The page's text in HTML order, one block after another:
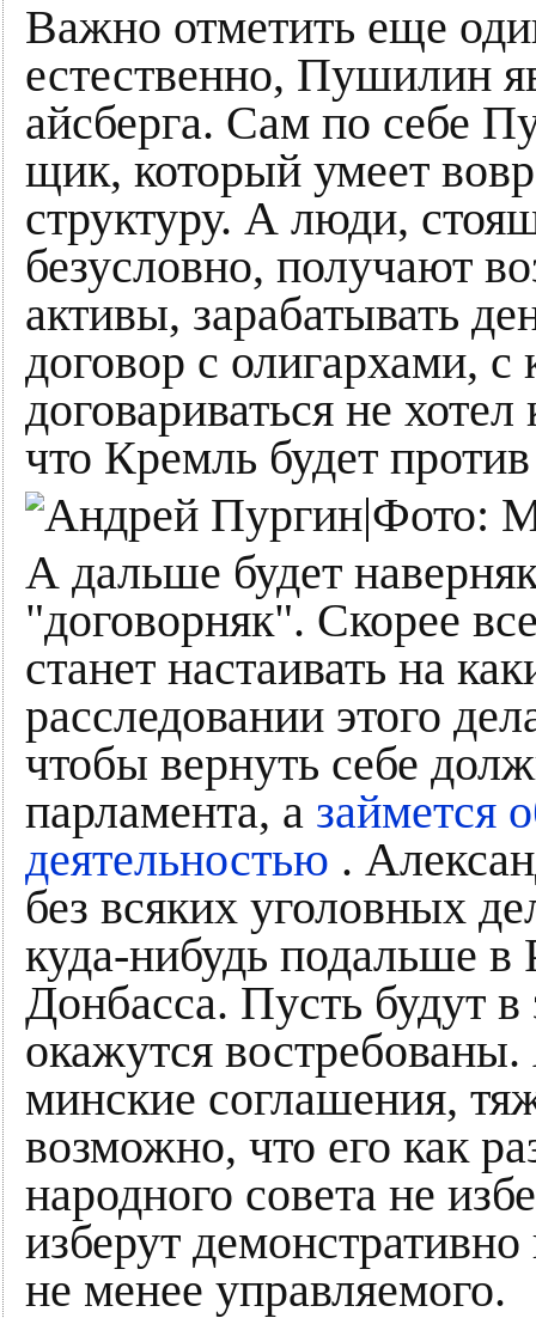
Важно отметить еще
естественно, Пушилин
айсберга. Сам по себе
щик, который умеет
структуру. А люди,
безусловно, получают
активы, зарабатывать
договор с олигархами,
договариваться не
что Кремль будет
А дальше будет
"договорняк". Скорее
станет настаивать на
расследовании этого
чтобы вернуть себе
парламента, а займется
деятельностью .
без всяких уголовных
куда-нибудь подальше в
Донбасса. Пусть будут в
окажутся
минские соглашения,
возможно, что его как
народного совета не
изберут демонстративно
не менее управляемого.